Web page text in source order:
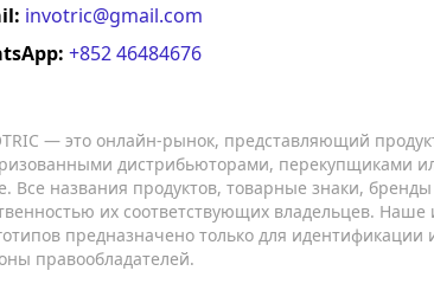
invotric@gmail.com
+852 46484676
— это онлайн-рынок, представляющий
дистрибьюторами, перекупщиками
Все названия продуктов, товарные знаки,
их соответствующих владельцев.
предназначено только для
правообладателей.